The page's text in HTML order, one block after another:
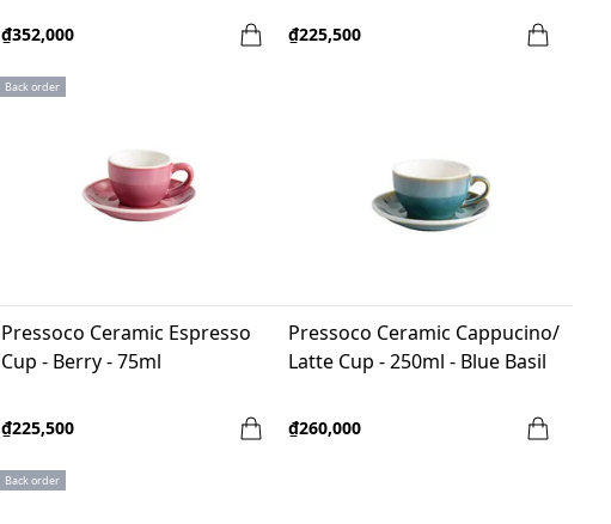
₫352,000 ₫225,500
Back order
Pressoco Ceramic Espresso
Cup - Berry - 75ml
₫225,500
Pressoco Ceramic Cappucino/
Latte Cup - 250ml - Blue Basil
₫260,000
Back order